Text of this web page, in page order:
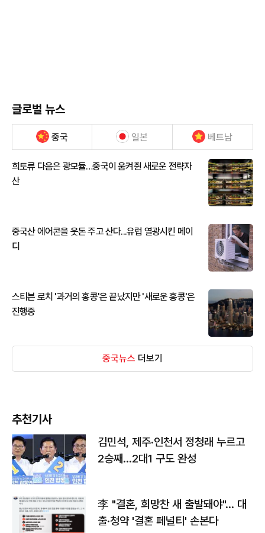
글로벌 뉴스
중국 일본 베트남
희토류 다음은 광모듈…중국이 움켜쥔 새로운 전략자
산
중국산 에어콘을 웃돈 주고 산다...유럽 열광시킨 메이
디
스티븐 로치 '과거의 홍콩'은 끝났지만 '새로운 홍콩'은
진행중
중국뉴스 더보기
추천기사
김민석, 제주·인천서 정청래 누르고
2승째…2대1 구도 완성
李 "결혼, 희망찬 새 출발돼야"… 대
출·청약 '결혼 페널티' 손본다